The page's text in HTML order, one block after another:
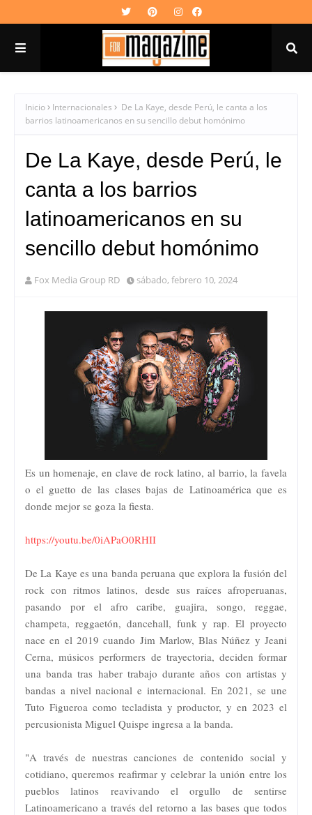
Inicio Internacionales
De La Kaye, desde Perú, le canta a los
barrios latinoamericanos en su sencillo debut homónimo
De La Kaye, desde Perú, le
canta a los barrios
latinoamericanos en su
sencillo debut homónimo
Fox Media Group RD sábado, febrero 10, 2024
Es un homenaje, en clave de rock latino, al barrio, la favela
o el guetto de las clases bajas de Latinoamérica que es
donde mejor se goza la fiesta.
https://youtu.be/0iAPaO0RHII
De La Kaye es una banda peruana que explora la fusión del
rock con ritmos latinos, desde sus raíces afroperuanas,
pasando por el afro caribe, guajira, songo, reggae,
champeta, reggaetón, dancehall, funk y rap. El proyecto
nace en el 2019 cuando Jim Marlow, Blas Núñez y Jeani
Cerna, músicos performers de trayectoria, deciden formar
una banda tras haber trabajo durante años con artistas y
bandas a nivel nacional e internacional. En 2021, se une
Tuto Figueroa como tecladista y productor, y en 2023 el
percusionista Miguel Quispe ingresa a la banda.
"A través de nuestras canciones de contenido social y
cotidiano, queremos reafirmar y celebrar la unión entre los
pueblos latinos reavivando el orgullo de sentirse
Latinoamericano a través del retorno a las bases que todos